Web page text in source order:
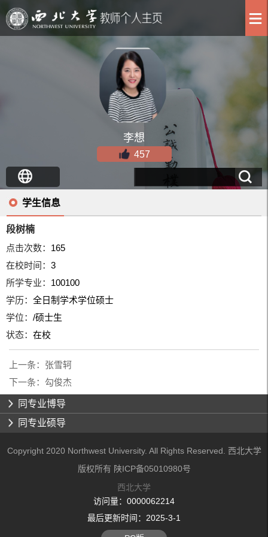
李想
457
学生信息
段树楠
点击次数： 165
在校时间：3
所学专业： 100100
学历：全日制学术学位硕士
学位：/硕士生
状态：在校
上一条： 张雪轲
下一条： 勾俊杰
同专业博导
同专业硕导
Copyright 2020 Northwest University. All Rights Reserved. 西北大学
版权所有 陕ICP备05010980号
西北大学
访问量： 0000062214
最后更新时间： 2025-3-1